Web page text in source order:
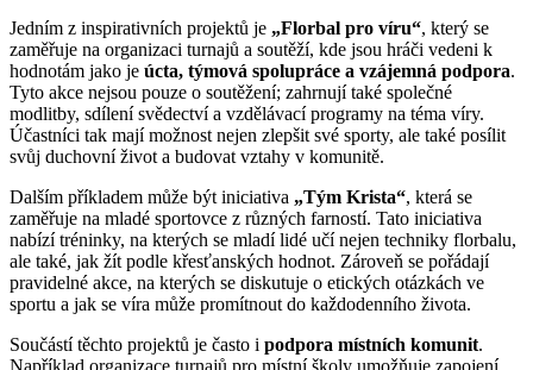
Jedním z inspirativních projektů je „Florbal pro víru“, který se
zaměřuje na organizaci turnajů a soutěží, kde jsou hráči vedeni k
hodnotám jako je úcta, týmová spolupráce a vzájemná podpora.
Tyto akce nejsou pouze o soutěžení; zahrnují také společné
modlitby, sdílení svědectví a vzdělávací programy na téma víry.
Účastníci tak mají možnost nejen zlepšit své sporty, ale také posílit
svůj duchovní život a budovat vztahy v komunitě.
Dalším příkladem může být iniciativa „Tým Krista“, která se
zaměřuje na mladé sportovce z různých farností. Tato iniciativa
nabízí tréninky, na kterých se mladí lidé učí nejen techniky florbalu,
ale také, jak žít podle křesťanských hodnot. Zároveň se pořádají
pravidelné akce, na kterých se diskutuje o etických otázkách ve
sportu a jak se víra může promítnout do každodenního života.
Součástí těchto projektů je často i podpora místních komunit.